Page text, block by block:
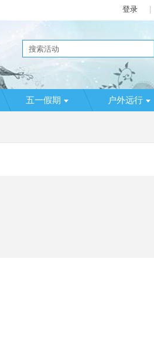
登录
五一假期 户外远行